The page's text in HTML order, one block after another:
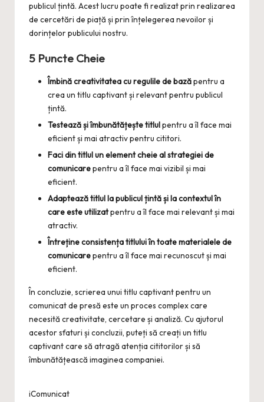
publicul țintă. Acest lucru poate fi realizat prin realizarea
de cercetări de piață și prin înțelegerea nevoilor și
dorințelor publicului nostru.
5 Puncte Cheie
Îmbină creativitatea cu regulile de bazăpentru a
crea un titlu captivant și relevant pentru publicul
țintă.
Testează și îmbunătățește titlulpentru a îl face mai
eficient și mai atractiv pentru cititori.
Faci din titlul un element cheie al strategiei de
comunicarepentru a îl face mai vizibil și mai
eficient.
Adaptează titlul la publicul țintă și la contextul în
care este utilizatpentru a îl face mai relevant și mai
atractiv.
Întreține consistența titlului în toate materialele de
comunicarepentru a îl face mai recunoscut și mai
eficient.
În concluzie, scrierea unui titlu captivant pentru un
comunicat de presă este un proces complex care
necesită creativitate, cercetare și analiză. Cu ajutorul
acestor sfaturi și concluzii, puteți să creați un titlu
captivant care să atragă atenția cititorilor și să
îmbunătățească imaginea companiei.
iComunicat